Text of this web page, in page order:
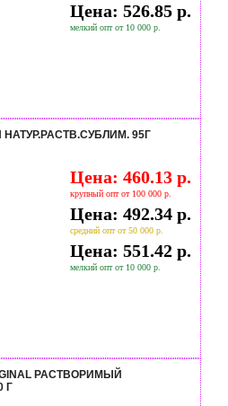
Цена: 526.85 р.
мелкий опт от 10 000 р.
НАТУР.РАСТВ.СУБЛИМ. 95Г
Цена: 460.13 р.
крупный опт от 100 000 р.
Цена: 492.34 р.
средний опт от 50 000 р.
Цена: 551.42 р.
мелкий опт от 10 000 р.
РАСТВОРИМЫЙ
Г